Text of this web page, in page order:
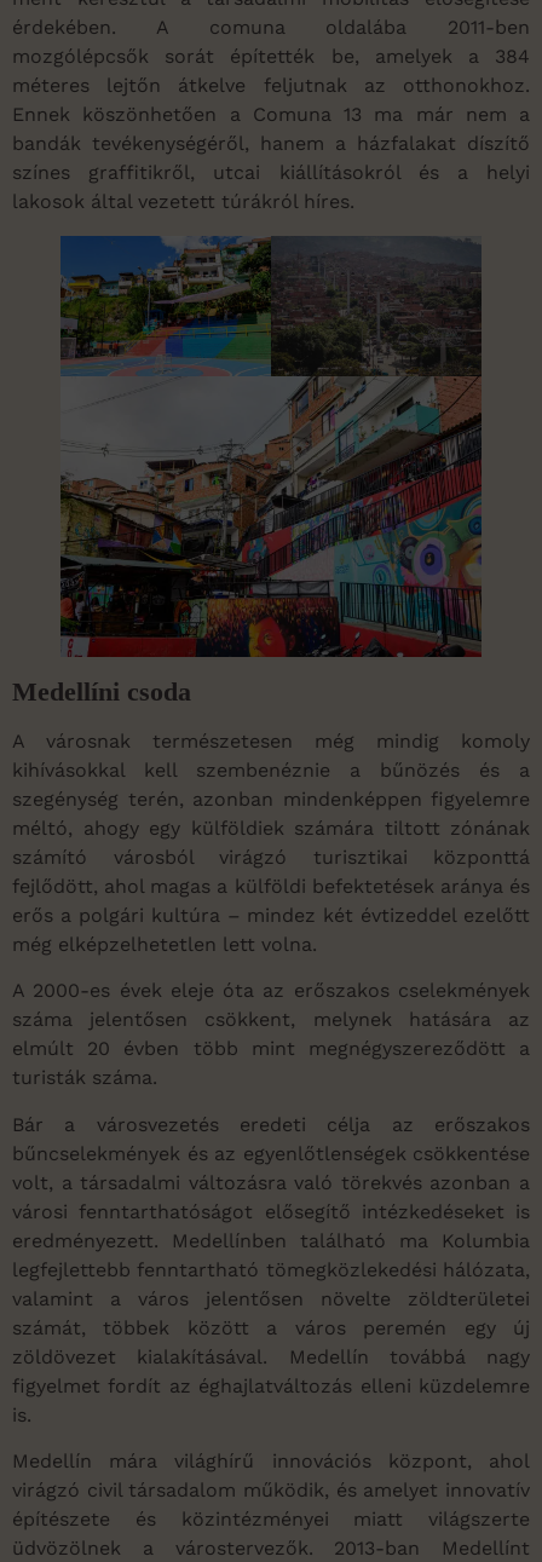
érdekében. A comuna oldalába 2011-ben
mozgólépcsők sorát építették be, amelyek a 384
méteres lejtőn átkelve feljutnak az otthonokhoz.
Ennek köszönhetően a Comuna 13 ma már nem a
bandák tevékenységéről, hanem a házfalakat díszítő
színes graffitikről, utcai kiállításokról és a helyi
lakosok által vezetett túrákról híres.
Medellíni csoda
A városnak természetesen még mindig komoly
kihívásokkal kell szembenéznie a bűnözés és a
szegénység terén, azonban mindenképpen figyelemre
méltó, ahogy egy külföldiek számára tiltott zónának
számító városból virágzó turisztikai központtá
fejlődött, ahol magas a külföldi befektetések aránya és
erős a polgári kultúra – mindez két évtizeddel ezelőtt
még elképzelhetetlen lett volna.
A 2000-es évek eleje óta az erőszakos cselekmények
száma jelentősen csökkent, melynek hatására az
elmúlt 20 évben több mint megnégyszereződött a
turisták száma.
Bár a városvezetés eredeti célja az erőszakos
bűncselekmények és az egyenlőtlenségek csökkentése
volt, a társadalmi változásra való törekvés azonban a
városi fenntarthatóságot elősegítő intézkedéseket is
eredményezett. Medellínben található ma Kolumbia
legfejlettebb fenntartható tömegközlekedési hálózata,
valamint a város jelentősen növelte zöldterületei
számát, többek között a város peremén egy új
zöldövezet kialakításával. Medellín továbbá nagy
figyelmet fordít az éghajlatváltozás elleni küzdelemre
is.
Medellín mára világhírű innovációs központ, ahol
virágzó civil társadalom működik, és amelyet innovatív
építészete és közintézményei miatt világszerte
üdvözölnek a várostervezők. 2013-ban Medellínt